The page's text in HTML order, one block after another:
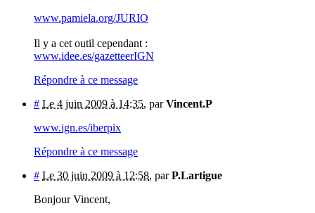
www.pamiela.org/JURIO
Il y a cet outil cependant :
www.idee.es/gazetteerIGN
Répondre à ce message
# Le 4 juin 2009 à 14:35, parVincent.P
www.ign.es/iberpix
Répondre à ce message
# Le 30 juin 2009 à 12:58, parP.Lartigue
Bonjour Vincent,